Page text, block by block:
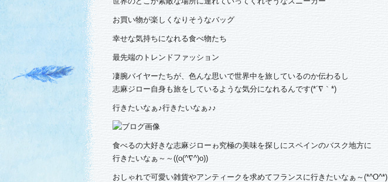
お買い物が楽しくなりそうなバッグ
幸せな気持ちになれる食べ物たち
最先端のトレンドファッション
凄腕バイヤーたちが、色んな思いで世界中を旅しているのか伝わるし
志麻ジロー自身も旅をしているような気分になれるんです(*´∇｀*)
行きたいなぁ♪行きたいなぁ♪♪
食べるの大好きな志麻ジローゎ究極の美味を探しにスペインのバスク地方に
行きたいなぁ～～((o(^∇^)o))
おしゃれで可愛い雑貨やアンティークを求めてフランスに行きたいなぁ～(*^O^*)